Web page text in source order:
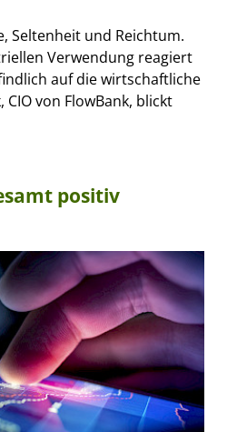
Seltenheit und Reichtum.
Verwendung reagiert
auf die wirtschaftliche
CIO von FlowBank, blickt
positiv